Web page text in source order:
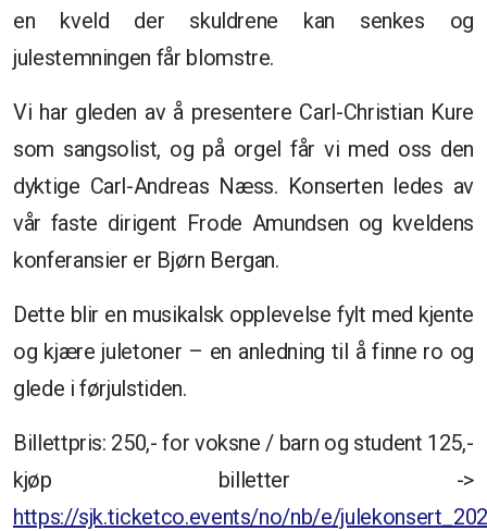
en kveld der skuldrene kan senkes og
julestemningen får blomstre.
Vi har gleden av å presentere Carl-Christian Kure
som sangsolist, og på orgel får vi med oss den
dyktige Carl-Andreas Næss. Konserten ledes av
vår faste dirigent Frode Amundsen og kveldens
konferansier er Bjørn Bergan.
Dette blir en musikalsk opplevelse fylt med kjente
og kjære juletoner – en anledning til å finne ro og
glede i førjulstiden.
Billettpris: 250,- for voksne / barn og student 125,-
kjøp billetter ->
https://sjk.ticketco.events/no/nb/e/